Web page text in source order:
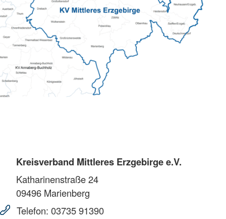
Kreisverband Mittleres Erzgebirge e.V.
Katharinenstraße 24
09496 Marienberg
Telefon: 03735 91390